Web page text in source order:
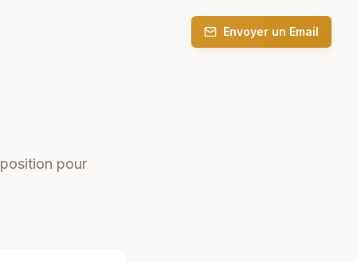
Envoyer un Email
pour